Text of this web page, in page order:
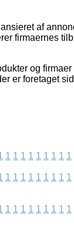
af
firmaernes
og
er foretaget
1 1 1 1 1 1 1 1 1
1 1 1 1 1 1 1 1 1
1 1 1 1 1 1 1 1 1